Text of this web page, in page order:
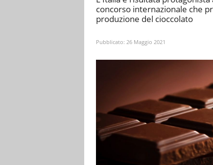
concorso internazionale che
produzione del cioccolato
Pubblicato: 26 Maggio 2021